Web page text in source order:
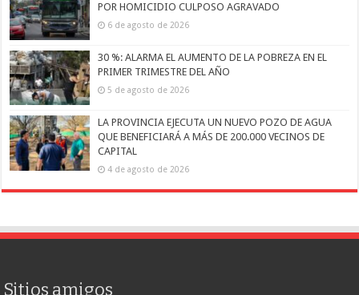
POR HOMICIDIO CULPOSO AGRAVADO
6 de agosto de 2026
30 %: ALARMA EL AUMENTO DE LA POBREZA EN EL
PRIMER TRIMESTRE DEL AÑO
5 de agosto de 2026
LA PROVINCIA EJECUTA UN NUEVO POZO DE AGUA
QUE BENEFICIARÁ A MÁS DE 200.000 VECINOS DE
CAPITAL
4 de agosto de 2026
Sitios amigos